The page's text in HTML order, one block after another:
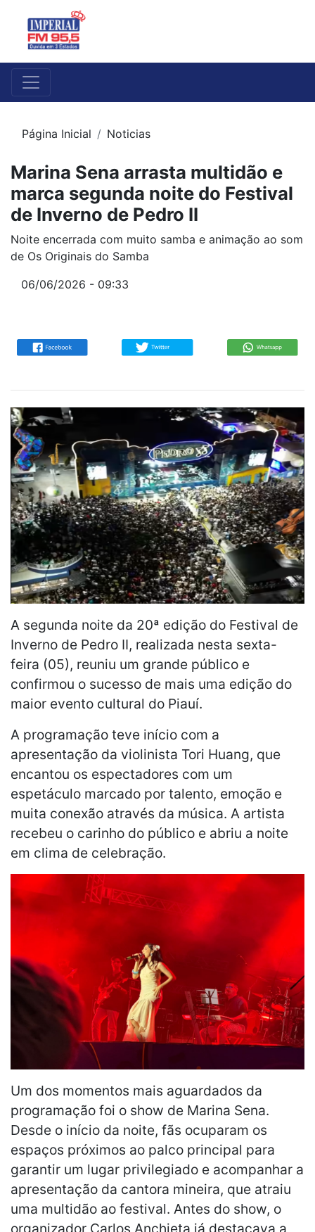
Página Inicial Noticias
Marina Sena arrasta multidão e
marca segunda noite do Festival
de Inverno de Pedro II
Noite encerrada com muito samba e animação ao som
de Os Originais do Samba
06/06/2026 - 09:33
A segunda noite da 20ª edição do Festival de
Inverno de Pedro II, realizada nesta sexta-
feira (05), reuniu um grande público e
confirmou o sucesso de mais uma edição do
maior evento cultural do Piauí.
A programação teve início com a
apresentação da violinista Tori Huang, que
encantou os espectadores com um
espetáculo marcado por talento, emoção e
muita conexão através da música. A artista
recebeu o carinho do público e abriu a noite
em clima de celebração.
Um dos momentos mais aguardados da
programação foi o show de Marina Sena.
Desde o início da noite, fãs ocuparam os
espaços próximos ao palco principal para
garantir um lugar privilegiado e acompanhar a
apresentação da cantora mineira, que atraiu
uma multidão ao festival. Antes do show, o
organizador Carlos Anchieta já destacava a